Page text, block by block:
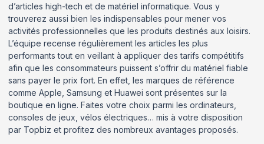
d’articles high-tech et de matériel informatique. Vous y
trouverez aussi bien les indispensables pour mener vos
activités professionnelles que les produits destinés aux loisirs.
L’équipe recense régulièrement les articles les plus
performants tout en veillant à appliquer des tarifs compétitifs
afin que les consommateurs puissent s’offrir du matériel fiable
sans payer le prix fort. En effet, les marques de référence
comme Apple, Samsung et Huawei sont présentes sur la
boutique en ligne. Faites votre choix parmi les ordinateurs,
consoles de jeux, vélos électriques… mis à votre disposition
par Topbiz et profitez des nombreux avantages proposés.